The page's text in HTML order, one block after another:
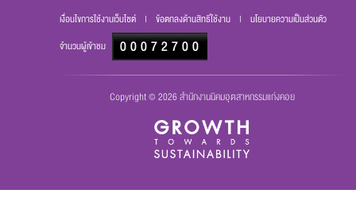
เงื่อนไขการใช้งานเว็บไซต์ | ข้อตกลงด้านสิทธิ์ใช้งาน | นโยบายความเป็นส่วนตัว
จำนวนผู้เข้าชม
00072700
Copyright © 2026 สำนักงานนิคมอุตสาหกรรมแก่งคอย